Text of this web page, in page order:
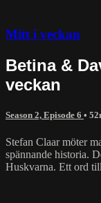
Mitt i veckan
Betina &
veckan
Season 2, Episode 6 •
Stefan Claar möter
spännande historia.
Huskvarna. Ett ord